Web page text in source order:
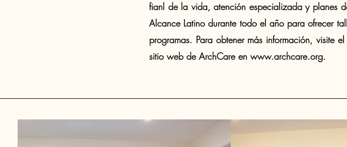
fianl de la vida, atención especializada y planes
Alcance Latino durante todo el año para ofrecer
programas. Para obtener más información, visite
sitio web de ArchCare en www.archcare.org.